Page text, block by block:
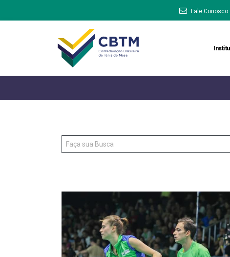
Fale Conosco